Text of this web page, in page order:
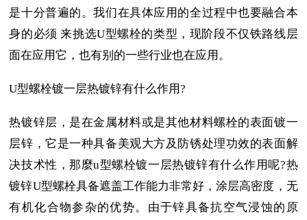
是十分普遍的。我们在具体应用的全过程中也要融合本
身的必须 来挑选U型螺栓的类型，现阶段不仅铁路线层
面在应用它，也有别的一些行业也在应用。
U型螺栓镀一层热镀锌有什么作用?
热镀锌层，是在金属材料或是其他材料螺栓的表面镀一
层锌，它是一种具备美观大方及防锈处理功效的表面解
决技术性，那麼u型螺栓镀一层热镀锌有什么作用呢?热
镀锌U型螺栓具备遮盖工作能力非常好，涂层高密度，无
有机化合物参杂的优势。由于锌具备抗空气浸蚀的原